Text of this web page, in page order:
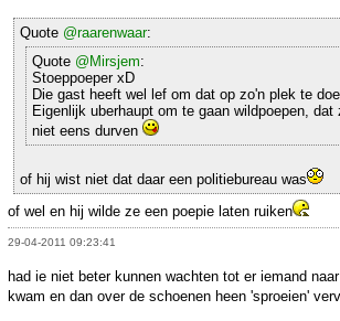
Quote @raarenwaar:
Quote @Mirsjem:
Stoeppoeper xD
Die gast heeft wel lef om dat op zo'n plek te
Eigenlijk uberhaupt om te gaan wildpoepen, dat
niet eens durven
of hij wist niet dat daar een politiebureau was
of wel en hij wilde ze een poepie laten ruiken
29-04-2011 09:23:41
had ie niet beter kunnen wachten tot er iemand
kwam en dan over de schoenen heen 'sproeien'